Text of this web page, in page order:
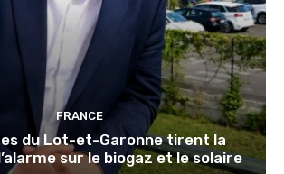
FRANCE
du Lot-et-Garonne tirent la
sur le biogaz et le solaire